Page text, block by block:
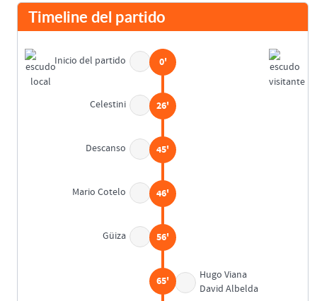
Timeline del partido
Inicio del partido 0'
Celestini 26'
Descanso 45'
Mario Cotelo 46'
Güiza 56'
Hugo Viana
David Albelda
65'